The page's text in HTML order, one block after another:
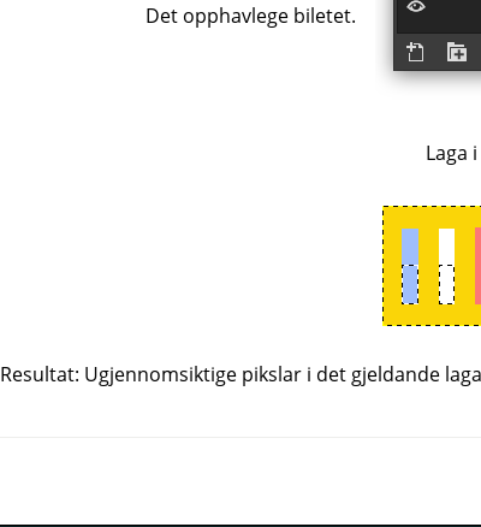
Det opphavlege biletet.
Laga
Resultat: Ugjennomsiktige pikslar i det gjeldande